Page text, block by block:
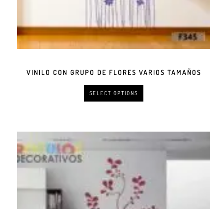
VINILO CON GRUPO DE FLORES VARIOS TAMAÑOS
SELECT OPTIONS